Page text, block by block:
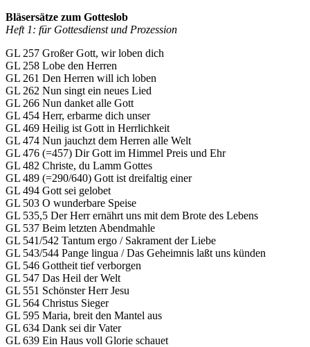
Bläsersätze zum Gotteslob
Heft 1: für Gottesdienst und Prozession
GL 257 Großer Gott, wir loben dich
GL 258 Lobe den Herren
GL 261 Den Herren will ich loben
GL 262 Nun singt ein neues Lied
GL 266 Nun danket alle Gott
GL 454 Herr, erbarme dich unser
GL 469 Heilig ist Gott in Herrlichkeit
GL 474 Nun jauchzt dem Herren alle Welt
GL 476 (=457) Dir Gott im Himmel Preis und Ehr
GL 482 Christe, du Lamm Gottes
GL 489 (=290/640) Gott ist dreifaltig einer
GL 494 Gott sei gelobet
GL 503 O wunderbare Speise
GL 535,5 Der Herr ernährt uns mit dem Brote des Lebens
GL 537 Beim letzten Abendmahle
GL 541/542 Tantum ergo / Sakrament der Liebe
GL 543/544 Pange lingua / Das Geheimnis laßt uns künden
GL 546 Gottheit tief verborgen
GL 547 Das Heil der Welt
GL 551 Schönster Herr Jesu
GL 564 Christus Sieger
GL 595 Maria, breit den Mantel aus
GL 634 Dank sei dir Vater
GL 639 Ein Haus voll Glorie schauet